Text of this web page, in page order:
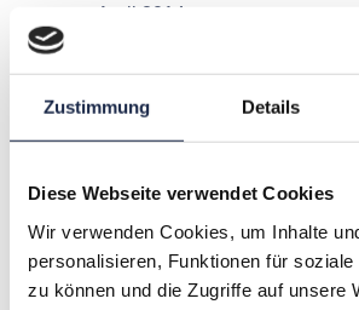
Zustimmung Details
Diese Webseite verwendet Cookies
Wir verwenden Cookies, um Inhalte
personalisieren, Funktionen für soziale
zu können und die Zugriffe auf unsere
April 2014
Februar 2014
Januar 2014
Dezember 2013
Oktober 2013
September 2013
August 2013
Juli 2013